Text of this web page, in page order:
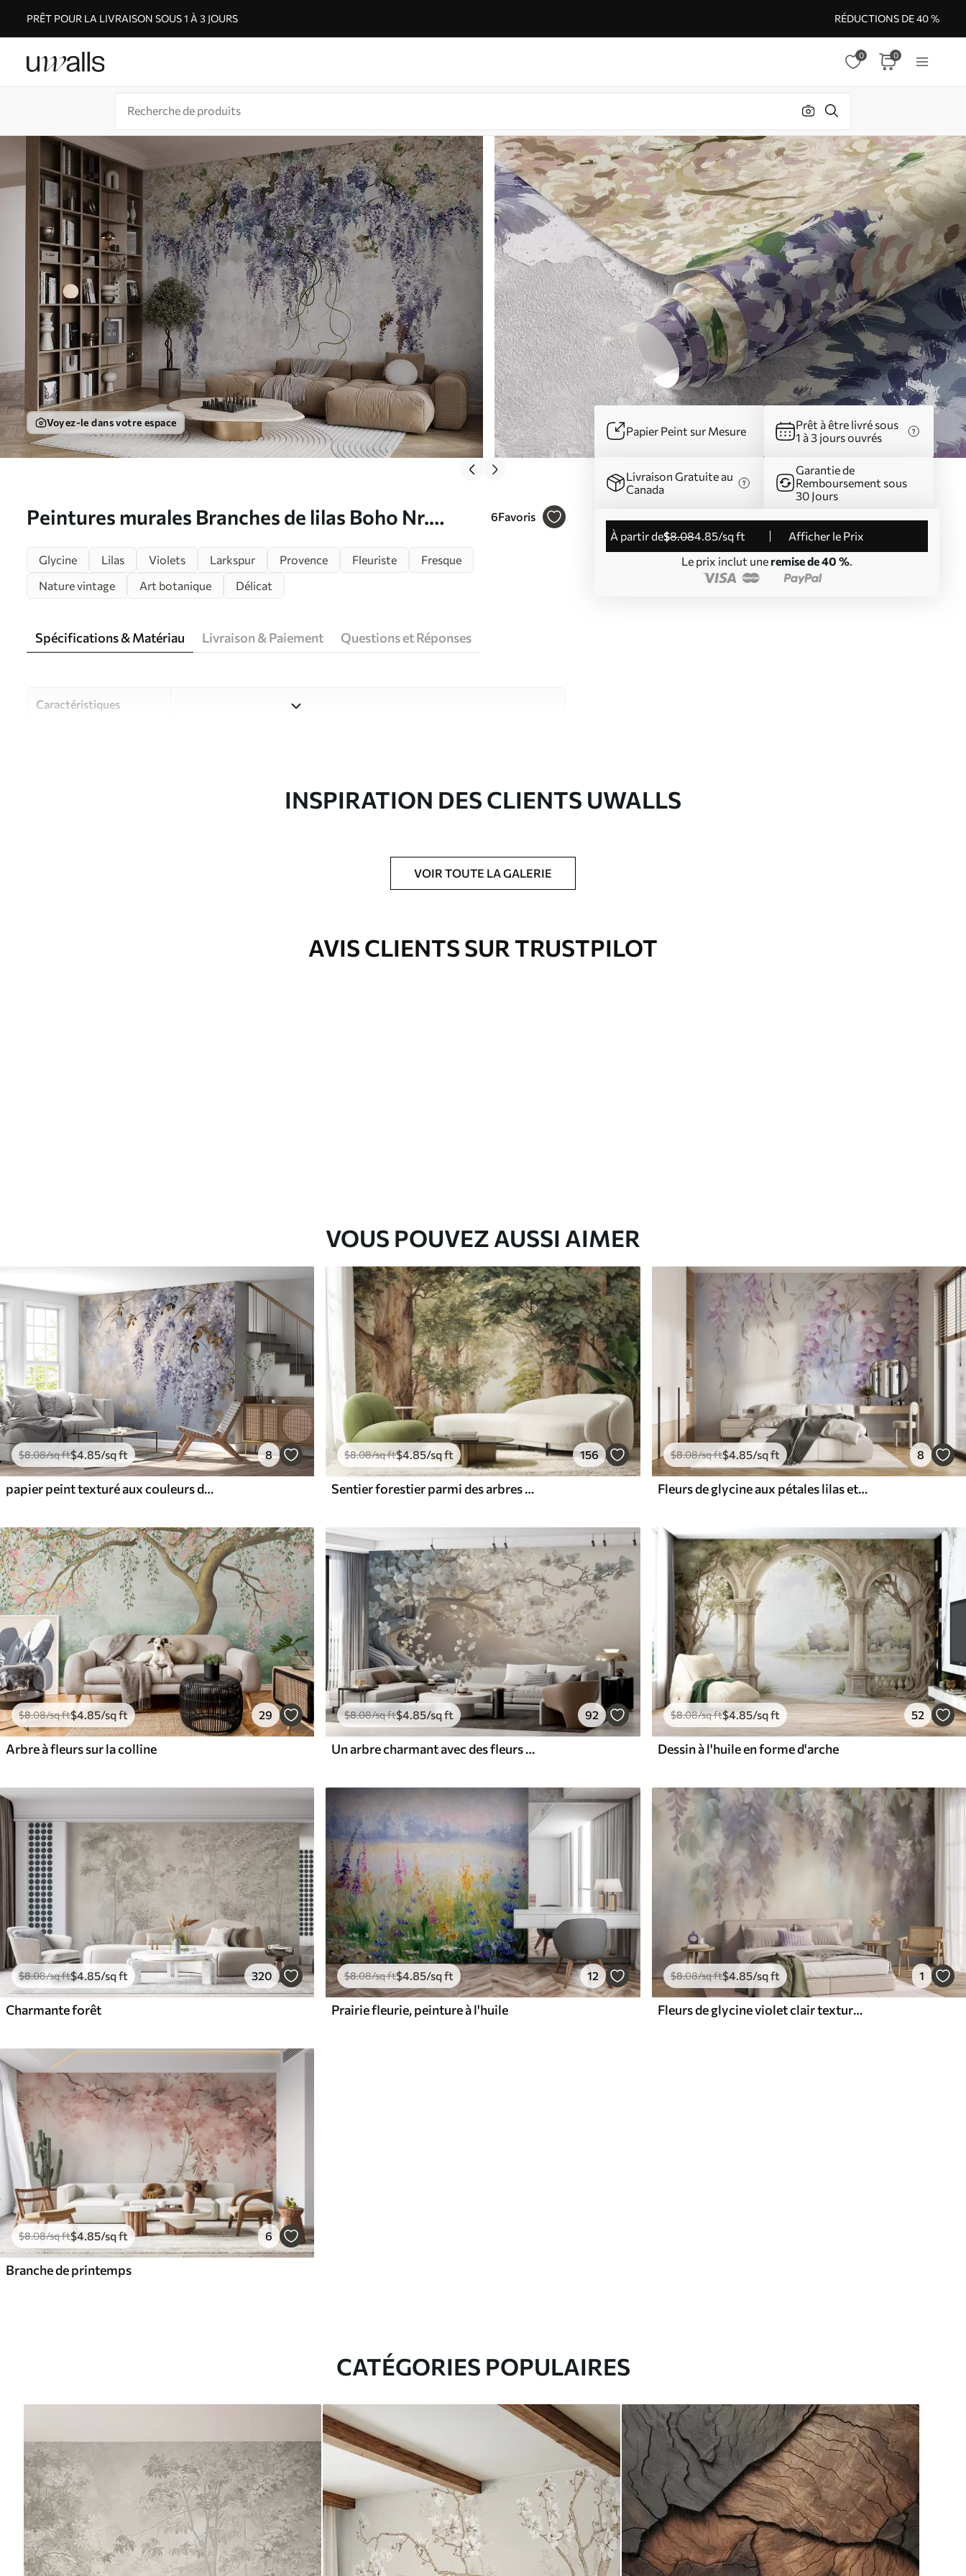
PRÊT POUR LA LIVRAISON SOUS 1 À 3 JOURS RÉDUCTIONS DE 40 %
0 0
Voyez-le dans votre espace
Peintures murales Branches de lilas Boho Nr.
6Favoris
Papier Peint sur Mesure
Prêt à être livré sous
1 à 3 jours ouvrés
Livraison Gratuite au
Canada
Garantie de
Remboursement sous
30 Jours
à partir de$8.084.85/sq ft
Afficher le Prix
Le prix inclut une remise de 40 %.
Glycine Lilas Violets Larkspur Provence Fleuriste
Fresque
Nature vintage
Art botanique Délicat
Spécifications & Matériau Livraison & Paiement Questions et Réponses
Caractéristiques
Studio de design Uwalls
Vernis protecteur et/ou colle pour papier peint disponibles.
INSPIRATION DES CLIENTS UWALLS
VOIR TOUTE LA GALERIE
AVIS CLIENTS SUR TRUSTPILOT
VOUS POUVEZ AUSSI AIMER
$8.08/sq ft$4.85/sq ft 8
papier peint texturé aux couleurs douces et sourdes avec des fleurs et des branches de glycine délicates
$8.08/sq ft$4.85/sq ft 156
Sentier forestier parmi des arbres majestueux, style aquarelle
$8.08/sq ft$4.85/sq ft 8
Fleurs de glycine aux pétales lilas et aux feuilles vertes suspendues aux branches, couleurs pastel douces, arrière-plan de couleur pastel
$8.08/sq ft$4.85/sq ft 29
Arbre à fleurs sur la colline
$8.08/sq ft$4.85/sq ft 92
Un arbre charmant avec des fleurs blanches sur fond de nuages dans un style intéressant aux couleurs chaudes et délicates
$8.08/sq ft$4.85/sq ft 52
Dessin à l'huile en forme d'arche
$8.08/sq ft$4.85/sq ft 320
Charmante forêt
$8.08/sq ft$4 .85/sq ft 12
Prairie fleurie, peinture à l'huile
$8.08/sq ft$4.85/sq ft 1
Fleurs de glycine violet clair texturées retombant en grappes, accompagnées de feuilles vertes, sur fond pastel
$8.08/sq ft$4.85/sq ft 6
Branche de printemps
CATÉGORIES POPULAIRES